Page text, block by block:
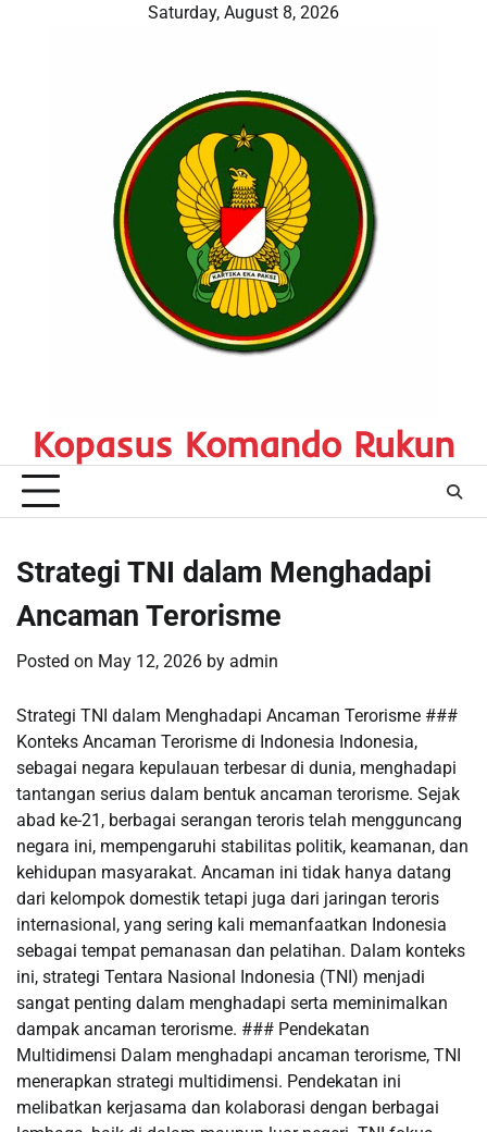
Saturday, August 8, 2026
Kopasus Komando Rukun
Strategi TNI dalam Menghadapi
Ancaman Terorisme
Posted on May 12, 2026 by admin
Strategi TNI dalam Menghadapi Ancaman Terorisme ###
Konteks Ancaman Terorisme di Indonesia Indonesia,
sebagai negara kepulauan terbesar di dunia, menghadapi
tantangan serius dalam bentuk ancaman terorisme. Sejak
abad ke-21, berbagai serangan teroris telah mengguncang
negara ini, mempengaruhi stabilitas politik, keamanan, dan
kehidupan masyarakat. Ancaman ini tidak hanya datang
dari kelompok domestik tetapi juga dari jaringan teroris
internasional, yang sering kali memanfaatkan Indonesia
sebagai tempat pemanasan dan pelatihan. Dalam konteks
ini, strategi Tentara Nasional Indonesia (TNI) menjadi
sangat penting dalam menghadapi serta meminimalkan
dampak ancaman terorisme. ### Pendekatan
Multidimensi Dalam menghadapi ancaman terorisme, TNI
menerapkan strategi multidimensi. Pendekatan ini
melibatkan kerjasama dan kolaborasi dengan berbagai